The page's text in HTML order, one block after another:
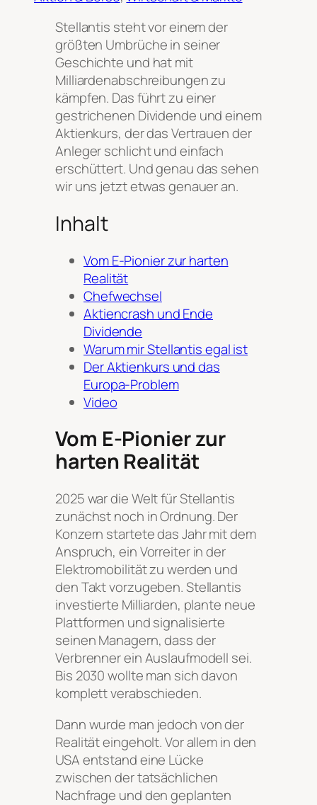
Stellantis steht vor einem der
größten Umbrüche in seiner
Geschichte und hat mit
Milliardenabschreibungen zu
kämpfen. Das führt zu einer
gestrichenen Dividende und einem
Aktienkurs, der das Vertrauen der
Anleger schlicht und einfach
erschüttert. Und genau das sehen
wir uns jetzt etwas genauer an.
Inhalt
Vom E-Pionier zur harten
Realität
Chefwechsel
Aktiencrash und Ende
Dividende
Warum mir Stellantis egal ist
Der Aktienkurs und das
Europa-Problem
Video
Vom E-Pionier zur
harten Realität
2025 war die Welt für Stellantis
zunächst noch in Ordnung. Der
Konzern startete das Jahr mit dem
Anspruch, ein Vorreiter in der
Elektromobilität zu werden und
den Takt vorzugeben. Stellantis
investierte Milliarden, plante neue
Plattformen und signalisierte
seinen Managern, dass der
Verbrenner ein Auslaufmodell sei.
Bis 2030 wollte man sich davon
komplett verabschieden.
Dann wurde man jedoch von der
Realität eingeholt. Vor allem in den
USA entstand eine Lücke
zwischen der tatsächlichen
Nachfrage und den geplanten